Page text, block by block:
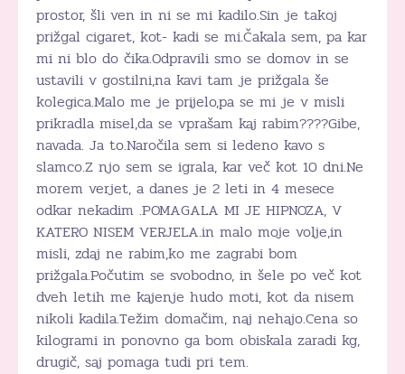
prostor, šli ven in ni se mi kadilo.Sin je takoj
prižgal cigaret, kot- kadi se mi.Čakala sem, pa kar
mi ni blo do čika.Odpravili smo se domov in se
ustavili v gostilni,na kavi tam je prižgala še
kolegica.Malo me je prijelo,pa se mi je v misli
prikradla misel,da se vprašam kaj rabim????Gibe,
navada. Ja to.Naročila sem si ledeno kavo s
slamco.Z njo sem se igrala, kar več kot 10 dni.Ne
morem verjet, a danes je 2 leti in 4 mesece
odkar nekadim .POMAGALA MI JE HIPNOZA, V
KATERO NISEM VERJELA.in malo moje volje,in
misli, zdaj ne rabim,ko me zagrabi bom
prižgala.Počutim se svobodno, in šele po več kot
dveh letih me kajenje hudo moti, kot da nisem
nikoli kadila.Težim domačim, naj nehajo.Cena so
kilogrami in ponovno ga bom obiskala zaradi kg,
drugič, saj pomaga tudi pri tem.